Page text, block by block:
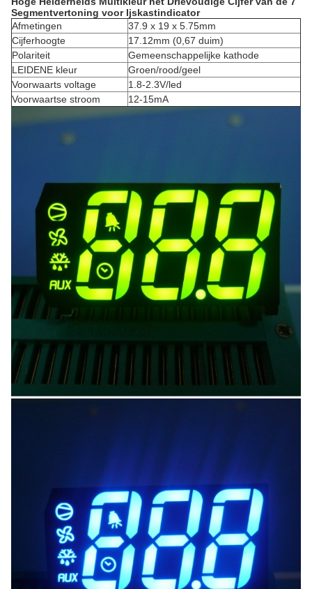
Segmentvertoning voor Ijskastindicator
Afmetingen
37.9 x 19 x 5.75mm
Cijferhoogte
17.12mm (0,67 duim)
Polariteit
Gemeenschappelijke kathode
LEIDENE kleur
Groen/rood/geel
Voorwaarts voltage
1.8-2.3V/led
Voorwaartse stroom
12-15mA